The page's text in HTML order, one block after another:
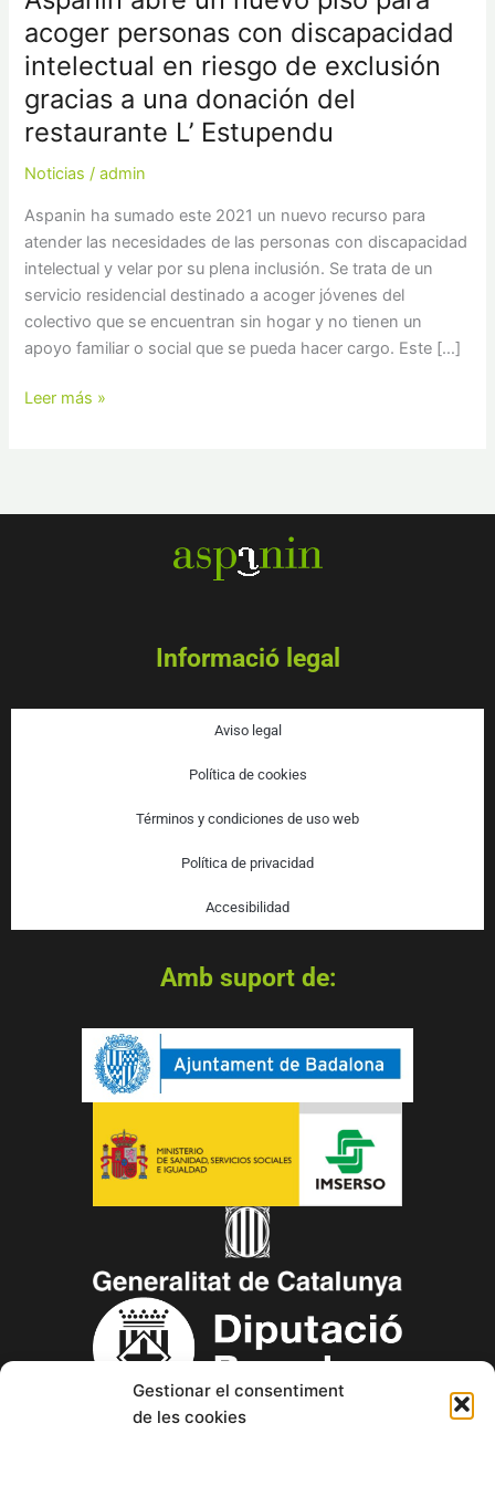
Gestionar el consentiment
de les cookies
acoger personas con discapacidad
intelectual en riesgo de exclusión
gracias a una donación del
restaurante L’ Estupendu
Noticias /admin
Aspanin ha sumado este 2021 un nuevo recurso para
atender las necesidades de las personas con discapacidad
intelectual y velar por su plena inclusión. Se trata de un
servicio residencial destinado a acoger jóvenes del
colectivo que se encuentran sin hogar y no tienen un
apoyo familiar o social que se pueda hacer cargo. Este […]
Leer más »
Informació legal
Aviso legal
Política de cookies
Términos y condiciones de uso web
Política de privacidad
Accesibilidad
Amb suport de: